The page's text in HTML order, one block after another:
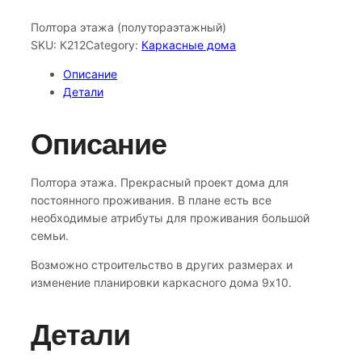
Полтора этажа (полутораэтажный)
SKU: К212Category: Каркасные дома
Описание
Детали
Описание
Полтора этажа. Прекрасный проект дома для
постоянного проживания. В плане есть все
необходимые атрибуты для проживания большой
семьи.
Возможно строительство в других размерах и
изменение планировки каркасного дома 9х10.
Детали